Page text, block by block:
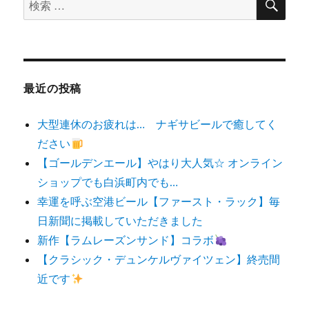
索
象:
最近の投稿
大型連休のお疲れは… ナギサビールで癒してく
ださい
【ゴールデンエール】やはり大人気☆ オンライン
ショップでも白浜町内でも…
幸運を呼ぶ空港ビール【ファースト・ラック】毎
日新聞に掲載していただきました
新作【ラムレーズンサンド】コラボ
【クラシック・デュンケルヴァイツェン】終売間
近です